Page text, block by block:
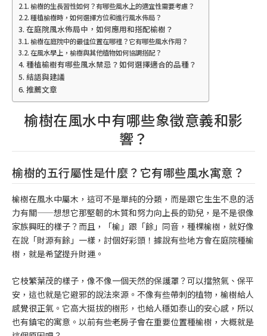
榆樹的生長習性如何？有哪些風水上的適宜性需要考慮？
種植榆樹時，如何選擇方位和進行風水佈局？
在庭院風水佈局中，如何應用和搭配榆樹？
榆樹在庭院中的最佳位置在哪裡？它有哪些風水作用？
在風水學上，榆樹與其他植物如何協調搭配？
種植榆樹有哪些風水禁忌？如何選擇適合的品種？
結語與建議
推薦文章
榆樹在風水中有哪些象徵意義和影
響？
榆樹的五行屬性是什麼？它有哪些風水寓意？
榆樹在風水中屬木，這可不是單純的分類，而是跟它生生不息的活
力有關——想想它那堅韌的木質和努力向上長的勁兒，是不是很像
家族興旺的樣子？而且，「榆」跟「餘」同音，種棵榆樹，就好像
在說「財源有餘」一樣，討個好彩頭！據說有些地方會在庭院種榆
樹，就是希望提升財運。
它枝繁葉茂的樣子，像不像一個天然的保護罩？可以擋煞氣、保平
安，這也就是它避邪的說法來源。不像有些帶刺的植物，榆樹給人
感覺很正氣。它高大挺拔的樹形，也給人穩如泰山的安心感，所以
也有鎮宅的寓意。以前有些老房子會在重要位置種榆樹，大概就是